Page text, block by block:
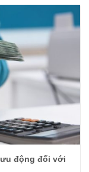
động đối với